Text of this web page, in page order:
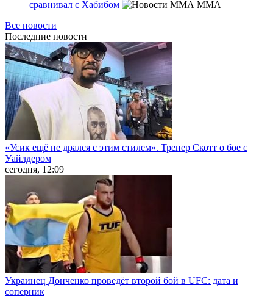
сравнивал с Хабибом
MMA
Все новости
Последние новости
«Усик ещё не дрался с этим стилем». Тренер Скотт о бое с
Уайлдером
сегодня, 12:09
Украинец Донченко проведёт второй бой в UFC: дата и
соперник